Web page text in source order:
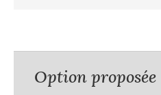
Option proposée